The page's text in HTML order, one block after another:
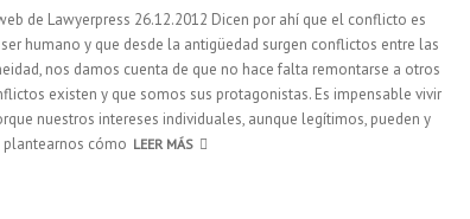
de Lawyerpress 26.12.2012 Dicen por ahí que el conflicto es
humano y que desde la antigüedad surgen conflictos entre las
nos damos cuenta de que no hace falta remontarse a otros
existen y que somos sus protagonistas. Es impensable vivir
nuestros intereses individuales, aunque legítimos, pueden y
plantearnos cómo LEER MÁS